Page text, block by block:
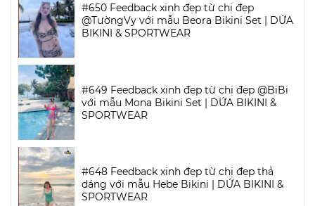
#650 Feedback xinh đẹp từ chị đẹp
@TườngVy với mẫu Beora Bikini Set | DỨA
BIKINI & SPORTWEAR
#649 Feedback xinh đẹp từ chị đẹp @BiBi
với mẫu Mona Bikini Set | DỨA BIKINI &
SPORTWEAR
#648 Feedback xinh đẹp từ chị đẹp thả
dáng với mẫu Hebe Bikini | DỨA BIKINI &
SPORTWEAR